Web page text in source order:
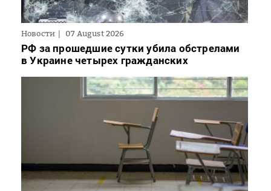
Новости 07 August 2026
РФ за прошедшие сутки убила обстрелами
в Украине четырех гражданских